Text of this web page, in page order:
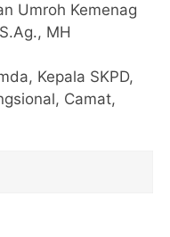
Umroh Kemenag
MH
Kepala SKPD,
Camat,